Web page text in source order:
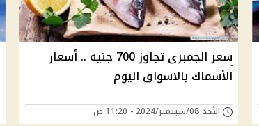
سعر الجمبري تجاوز 700 جنيه .. أسعار
الأسماك بالاسواق اليوم
الأحد 08/سبتمبر/2024 - 11:20 ص